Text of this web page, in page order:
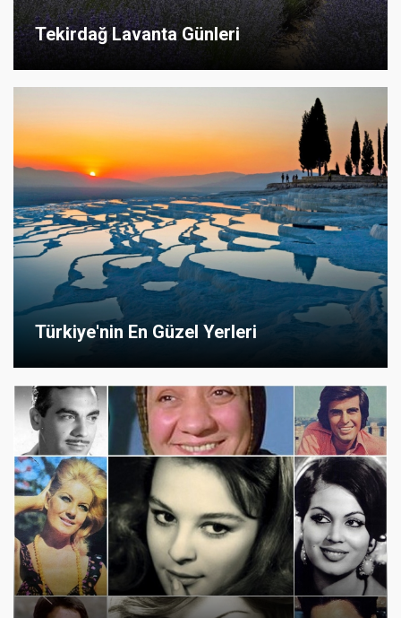
Tekirdağ Lavanta Günleri
Türkiye'nin En Güzel Yerleri